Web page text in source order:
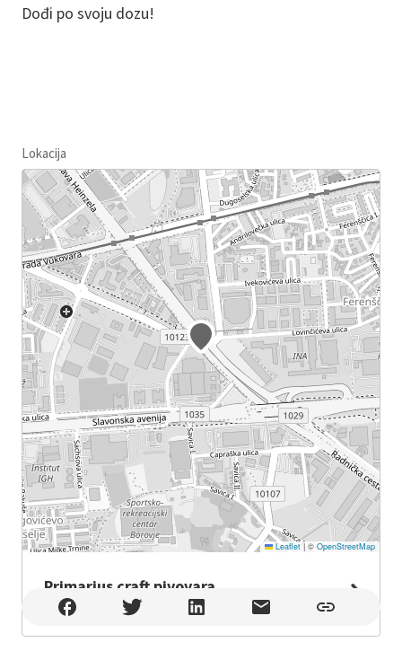
Dođi po svoju dozu!
Lokacija
Leaflet |© OpenStreetMap
Primarius craft pivovara
Primarius craft pivovara , Zagreb